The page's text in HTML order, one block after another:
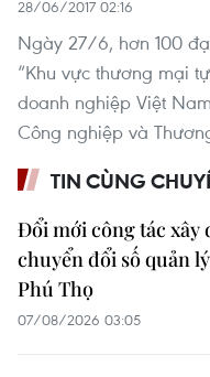
28/06/2017 02:16
Ngày 27/6, hơn 100
“Khu vực thương mại
doanh nghiệp Việt
Công nghiệp và
TIN CÙNG
Đổi mới công tác xây
chuyển đổi số quản
Phú Thọ
07/08/2026 03:05